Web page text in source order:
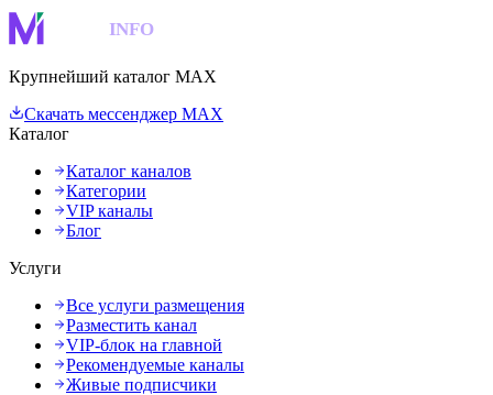
INFO
Крупнейший каталог MAX
Скачать мессенджер MAX
Каталог
Каталог каналов
Категории
VIP каналы
Блог
Услуги
Все услуги размещения
Разместить канал
VIP-блок на главной
Рекомендуемые каналы
Живые подписчики